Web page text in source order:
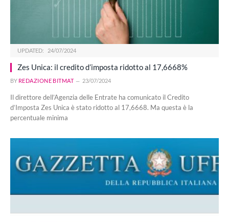
UPDATED: 24/07/2024
Zes Unica: il credito d’imposta ridotto al 17,6668%
BY REDAZIONE BITMAT 23/07/2024
Il direttore dell’Agenzia delle Entrate ha comunicato il Credito
d’Imposta Zes Unica è stato ridotto al 17,6668. Ma questa è la
percentuale minima